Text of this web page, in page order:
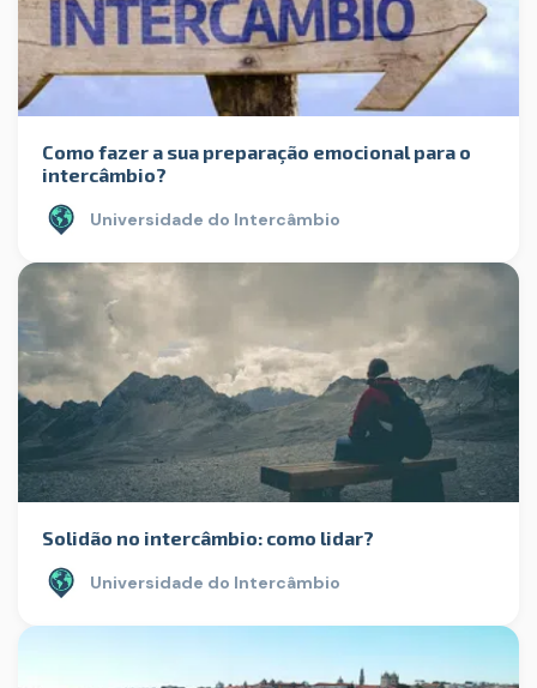
Como fazer a sua preparação emocional para o
intercâmbio?
Universidade do Intercâmbio
Solidão no intercâmbio: como lidar?
Universidade do Intercâmbio